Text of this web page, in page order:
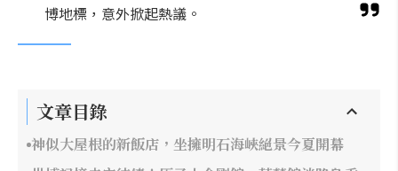
博地標，意外掀起熱議。
文章目錄
神似大屋根的新飯店，坐擁明石海峽絕景今夏開幕